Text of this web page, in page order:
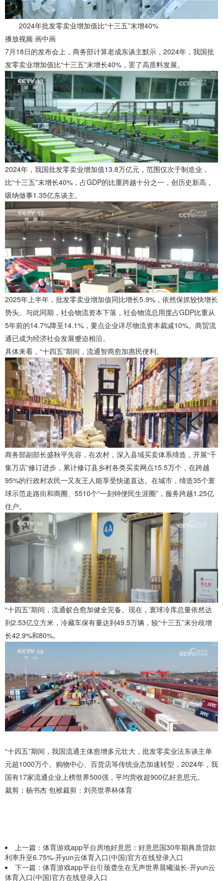
2024年批发零卖业增加值比“十三五”末增40%
播放视频 画中画
7月18日的发布会上，商务部计算老成东谈主默示，2024年，我国批
发零卖业增加值比“十三五”末增长40%，罢了高质料发展。
2024年，我国批发零卖业增加值13.8万亿元，范围仅次于制造业，
比“十三五”末增长40%，占GDP的比重跨越十分之一，创历史新高，
吸纳做事1.35亿东谈主。
2025年上半年，批发零卖业增加值同比增长5.9%，依然保抓较快增长
势头。与此同期，社会物流资本下落，社会物流总用度占GDP比重从
5年前的14.7%降至14.1%，要点企业详尽物流资本裁减10%。商贸流
通已成为经济社会发展蹙迫相沿。
具体来看，“十四五”期间，流通智商愈加惠民便利。
商务部副部长盛秋平先容，在农村，深入县域买卖体系缔造，开展“千
集万店”修订进步，累计修订县乡村各类买卖网点15.5万个，在跨越
95%的行政村农民一又友王人能享受快递直达。在城市，缔造35个寰
球示范走路街和商圈、5510个“一刻钟便民生涯圈”，服务跨越1.25亿
住户。
“十四五”期间，流通蚁合愈加健全完备。现在，寰球冷库总量依然达
到2.53亿立方米，冷藏车保有量达到49.5万辆，较“十三五”末分歧增
长42.9%和80%。
“十四五”期间，我国流通主体愈增多元壮大，批发零卖业法东谈主单
元超1000万个。购物中心、百货店等传统业态加速转型，2024年，我
国有17家流通企业上榜世界500强，平均营收超900亿好意思元。
裁剪：杨书杰 包袱裁剪：刘亮世界杯体育
上一篇： 体育游戏app平台房地好意思：好意思国30年期典质贷款
利率升至6.75%-开yun云体育入口(中国)官方在线登录入口
下一篇： 体育游戏app平台引颈聋生在无声世界晨曦滋长-开yun云
体育入口(中国)官方在线登录入口